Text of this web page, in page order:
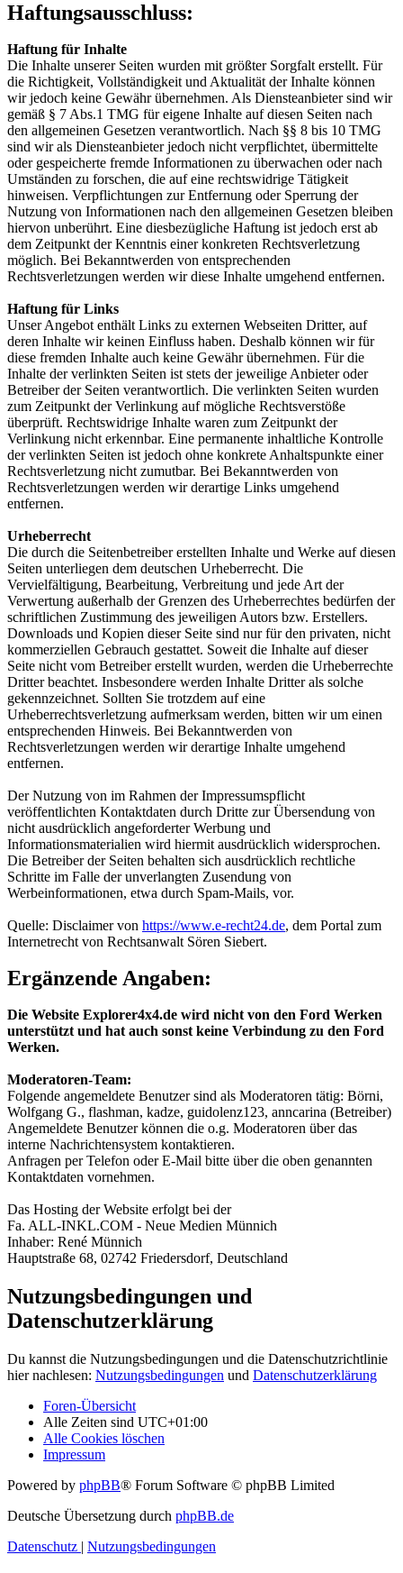
Haftungsausschluss:
Haftung für Inhalte
Die Inhalte unserer Seiten wurden mit größter Sorgfalt erstellt. Für
die Richtigkeit, Vollständigkeit und Aktualität der Inhalte können
wir jedoch keine Gewähr übernehmen. Als Diensteanbieter sind wir
gemäß § 7 Abs.1 TMG für eigene Inhalte auf diesen Seiten nach
den allgemeinen Gesetzen verantwortlich. Nach §§ 8 bis 10 TMG
sind wir als Diensteanbieter jedoch nicht verpflichtet, übermittelte
oder gespeicherte fremde Informationen zu überwachen oder nach
Umständen zu forschen, die auf eine rechtswidrige Tätigkeit
hinweisen. Verpflichtungen zur Entfernung oder Sperrung der
Nutzung von Informationen nach den allgemeinen Gesetzen bleiben
hiervon unberührt. Eine diesbezügliche Haftung ist jedoch erst ab
dem Zeitpunkt der Kenntnis einer konkreten Rechtsverletzung
möglich. Bei Bekanntwerden von entsprechenden
Rechtsverletzungen werden wir diese Inhalte umgehend entfernen.
Haftung für Links
Unser Angebot enthält Links zu externen Webseiten Dritter, auf
deren Inhalte wir keinen Einfluss haben. Deshalb können wir für
diese fremden Inhalte auch keine Gewähr übernehmen. Für die
Inhalte der verlinkten Seiten ist stets der jeweilige Anbieter oder
Betreiber der Seiten verantwortlich. Die verlinkten Seiten wurden
zum Zeitpunkt der Verlinkung auf mögliche Rechtsverstöße
überprüft. Rechtswidrige Inhalte waren zum Zeitpunkt der
Verlinkung nicht erkennbar. Eine permanente inhaltliche Kontrolle
der verlinkten Seiten ist jedoch ohne konkrete Anhaltspunkte einer
Rechtsverletzung nicht zumutbar. Bei Bekanntwerden von
Rechtsverletzungen werden wir derartige Links umgehend
entfernen.
Urheberrecht
Die durch die Seitenbetreiber erstellten Inhalte und Werke auf diesen
Seiten unterliegen dem deutschen Urheberrecht. Die
Vervielfältigung, Bearbeitung, Verbreitung und jede Art der
Verwertung außerhalb der Grenzen des Urheberrechtes bedürfen der
schriftlichen Zustimmung des jeweiligen Autors bzw. Erstellers.
Downloads und Kopien dieser Seite sind nur für den privaten, nicht
kommerziellen Gebrauch gestattet. Soweit die Inhalte auf dieser
Seite nicht vom Betreiber erstellt wurden, werden die Urheberrechte
Dritter beachtet. Insbesondere werden Inhalte Dritter als solche
gekennzeichnet. Sollten Sie trotzdem auf eine
Urheberrechtsverletzung aufmerksam werden, bitten wir um einen
entsprechenden Hinweis. Bei Bekanntwerden von
Rechtsverletzungen werden wir derartige Inhalte umgehend
entfernen.
Der Nutzung von im Rahmen der Impressumspflicht
veröffentlichten Kontaktdaten durch Dritte zur Übersendung von
nicht ausdrücklich angeforderter Werbung und
Informationsmaterialien wird hiermit ausdrücklich widersprochen.
Die Betreiber der Seiten behalten sich ausdrücklich rechtliche
Schritte im Falle der unverlangten Zusendung von
Werbeinformationen, etwa durch Spam-Mails, vor.
Quelle: Disclaimer von https://www.e-recht24.de, dem Portal zum
Internetrecht von Rechtsanwalt Sören Siebert.
Ergänzende Angaben:
Die Website Explorer4x4.de wird nicht von den Ford Werken
unterstützt und hat auch sonst keine Verbindung zu den Ford
Werken.
Moderatoren-Team:
Folgende angemeldete Benutzer sind als Moderatoren tätig: Börni,
Wolfgang G., flashman, kadze, guidolenz123, anncarina (Betreiber)
Angemeldete Benutzer können die o.g. Moderatoren über das
interne Nachrichtensystem kontaktieren.
Anfragen per Telefon oder E-Mail bitte über die oben genannten
Kontaktdaten vornehmen.
Das Hosting der Website erfolgt bei der
Fa. ALL-INKL.COM - Neue Medien Münnich
Inhaber: René Münnich
Hauptstraße 68, 02742 Friedersdorf, Deutschland
Nutzungsbedingungen und
Datenschutzerklärung
Du kannst die Nutzungsbedingungen und die Datenschutzrichtlinie
hier nachlesen: Nutzungsbedingungen und Datenschutzerklärung
Foren-Übersicht
Alle Zeiten sind UTC+01:00
Alle Cookies löschen
Impressum
Powered by phpBB® Forum Software © phpBB Limited
Deutsche Übersetzung durch phpBB.de
Datenschutz | Nutzungsbedingungen